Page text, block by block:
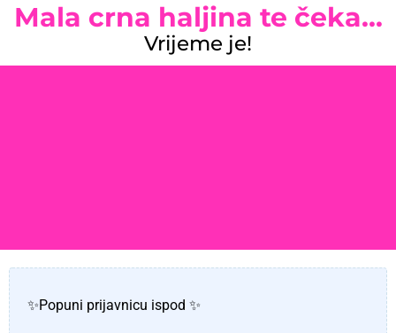
Mala crna haljina te čeka...
Vrijeme je!
✨Popuni prijavnicu ispod ✨